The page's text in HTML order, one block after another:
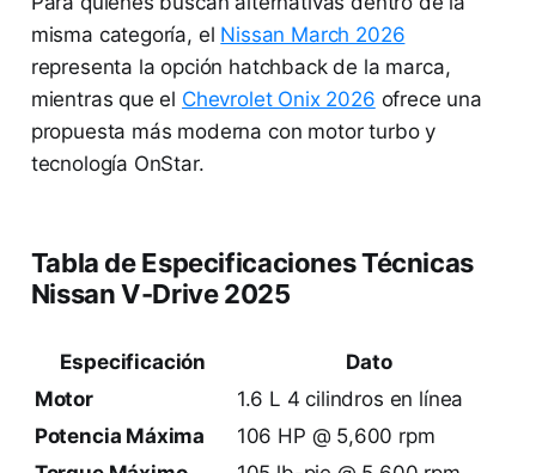
misma categoría, el Nissan March 2026
representa la opción hatchback de la marca,
mientras que el Chevrolet Onix 2026 ofrece una
propuesta más moderna con motor turbo y
tecnología OnStar.
Tabla de Especificaciones Técnicas
Nissan V-Drive 2025
Especificación
Dato
Motor
1.6 L 4 cilindros en línea
Potencia Máxima
106 HP @ 5,600 rpm